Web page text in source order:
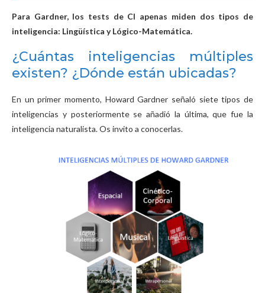
Para Gardner, los tests de CI apenas miden dos tipos de
inteligencia: Lingüística y Lógico-Matemática.
¿Cuántas inteligencias múltiples
existen? ¿Dónde están ubicadas?
En un primer momento, Howard Gardner señaló siete tipos de
inteligencias y posteriormente se añadió la última, que fue la
inteligencia naturalista. Os invito a conocerlas.